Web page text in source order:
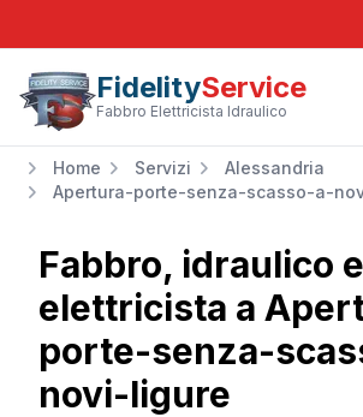
FidelityService
Fabbro Elettricista Idraulico
Home Servizi
Alessandria
Apertura-porte-senza-scasso-a-
Fabbro, idraulico
elettricista a
porte-senza-
novi-ligure